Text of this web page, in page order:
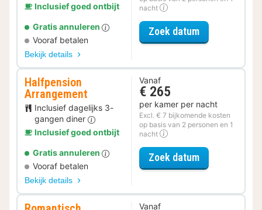
Inclusief goed ontbijt
Gratis annuleren
Vooraf betalen
Bekijk details
nacht
Zoek datumvoor Late
Halfpension
Arrangement
Inclusief dagelijks 3-
gangen diner
Inclusief goed ontbijt
Gratis annuleren
Vooraf betalen
Bekijk details
Vanaf
€ 265
per kamer per nacht
Excl. € 7 bijkomende kosten
op basis van 2 personen en 1
nacht
Zoek datumvoor
Vanaf